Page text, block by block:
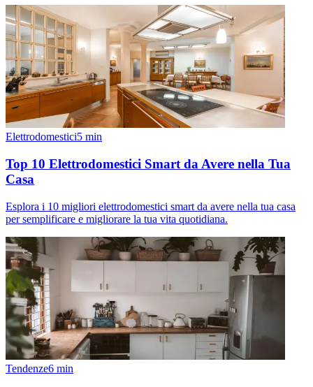
Elettrodomestici5 min
Top 10 Elettrodomestici Smart da Avere nella Tua
Casa
Esplora i 10 migliori elettrodomestici smart da avere nella tua casa
per semplificare e migliorare la tua vita quotidiana.
Tendenze6 min